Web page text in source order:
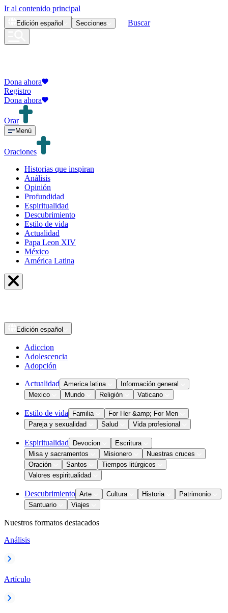
Ir al contenido principal
Edición español Secciones Buscar
Dona ahora
Registro
Dona ahora
Orar
Menú
Oraciones
Historias que inspiran
Análisis
Opinión
Profundidad
Espiritualidad
Descubrimiento
Estilo de vida
Actualidad
Papa Leon XIV
México
América Latina
Edición español
Adiccion
Adolescencia
Adopción
Actualidad America latina
Información general
Mexico
Mundo Religión Vaticano
Estilo de vida Familia
For Her &amp; For Men
Pareja y sexualidad
Salud Vida profesional
Espiritualidad Devocion
Escritura
Misa y sacramentos
Misionero
Nuestras cruces
Oración
Santos
Tiempos litúrgicos
Valores espiritualidad
Descubrimiento Arte Cultura Historia
Patrimonio
Santuario
Viajes
Nuestros formatos destacados
Análisis
Artículo